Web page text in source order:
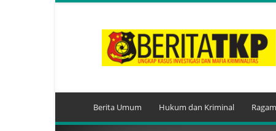
Berita Umum Hukum dan Kriminal